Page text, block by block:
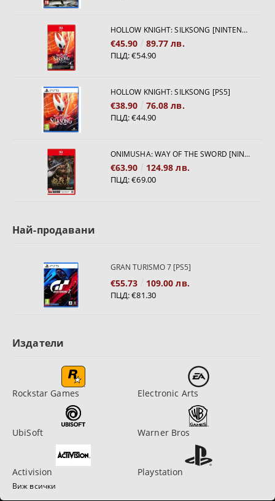
HOLLOW KNIGHT: SILKSONG [NINTENDO SWITCH 2]
€45.90 89.77 лв.
ПЦД:€54.90
HOLLOW KNIGHT: SILKSONG [PS5]
€38.90 76.08 лв.
ПЦД:€44.90
ONIMUSHA: WAY OF THE SWORD [NINTENDO SWITCH 2]
€63.90 124.98 лв.
ПЦД:€69.00
Най-продавани
GRAN TURISMO 7 [PS5]
€55.73 109.00 лв.
ПЦД:€81.30
Издатели
Rockstar Games Electronic Arts
UbiSoft Warner Bros
Activision Playstation
Виж всички